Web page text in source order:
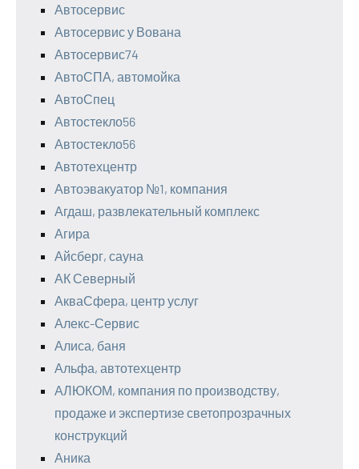
Автосервис
Автосервис у Вована
Автосервис74
АвтоСПА, автомойка
АвтоСпец
Автостекло56
Автостекло56
Автотехцентр
Автоэвакуатор №1, компания
Агдаш, развлекательный комплекс
Агира
Айсберг, сауна
АК Северный
АкваСфера, центр услуг
Алекс-Сервис
Алиса, баня
Альфа, автотехцентр
АЛЮКОМ, компания по производству,
продаже и экспертизе светопрозрачных
конструкций
Аника